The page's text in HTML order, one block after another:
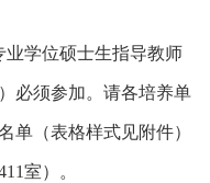
学位硕士生指导教师
必须参加。 请各培养单
单（表格样式见附件）
室）。